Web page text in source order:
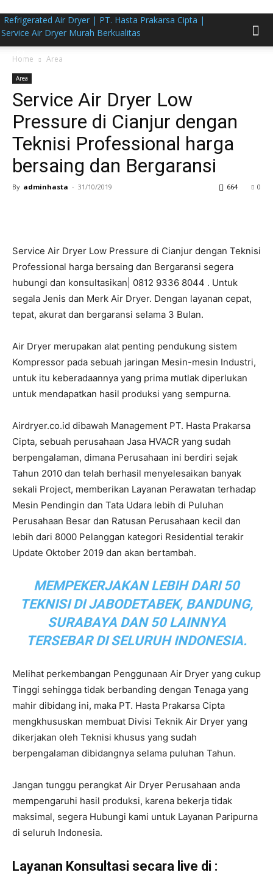
Refrigerated Air Dryer | PT. Hasta Prakarsa Cipta |
Service Air Dryer Murah Berkualitas
Home Area
Area
Service Air Dryer Low
Pressure di Cianjur dengan
Teknisi Professional harga
bersaing dan Bergaransi
By adminhasta - 31/10/2019 0
664
Service Air Dryer Low Pressure di Cianjur dengan Teknisi
Professional harga bersaing dan Bergaransi segera
hubungi dan konsultasikan| 0812 9336 8044 . Untuk
segala Jenis dan Merk Air Dryer. Dengan layanan cepat,
tepat, akurat dan bergaransi selama 3 Bulan.
Air Dryer merupakan alat penting pendukung sistem
Kompressor pada sebuah jaringan Mesin-mesin Industri,
untuk itu keberadaannya yang prima mutlak diperlukan
untuk mendapatkan hasil produksi yang sempurna.
Airdryer.co.id dibawah Management PT. Hasta Prakarsa
Cipta, sebuah perusahaan Jasa HVACR yang sudah
berpengalaman, dimana Perusahaan ini berdiri sejak
Tahun 2010 dan telah berhasil menyelesaikan banyak
sekali Project, memberikan Layanan Perawatan terhadap
Mesin Pendingin dan Tata Udara lebih di Puluhan
Perusahaan Besar dan Ratusan Perusahaan kecil dan
lebih dari 8000 Pelanggan kategori Residential terakir
Update Oktober 2019 dan akan bertambah.
MEMPEKERJAKAN LEBIH DARI 50
TEKNISI DI JABODETABEK, BANDUNG,
SURABAYA DAN 50 LAINNYA
TERSEBAR DI SELURUH INDONESIA.
Melihat perkembangan Penggunaan Air Dryer yang cukup
Tinggi sehingga tidak berbanding dengan Tenaga yang
mahir dibidang ini, maka PT. Hasta Prakarsa Cipta
mengkhususkan membuat Divisi Teknik Air Dryer yang
dikerjakan oleh Teknisi khusus yang sudah
berpengalaman dibidangnya selama puluhan Tahun.
Jangan tunggu perangkat Air Dryer Perusahaan anda
mempengaruhi hasil produksi, karena bekerja tidak
maksimal, segera Hubungi kami untuk Layanan Paripurna
di seluruh Indonesia.
Layanan Konsultasi secara live di :